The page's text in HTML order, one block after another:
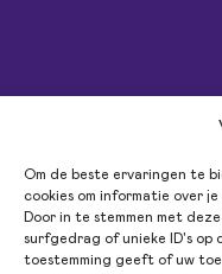
Om de beste ervaringen te
cookies om informatie over
Door in te stemmen met
surfgedrag of unieke ID's op
toestemming geeft of uw
Vacatures
Alle vacatures
Communicatie vacatures
Marketing vacatures